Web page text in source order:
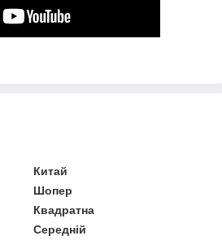
Китай
Шопер
Квадратна
Середній